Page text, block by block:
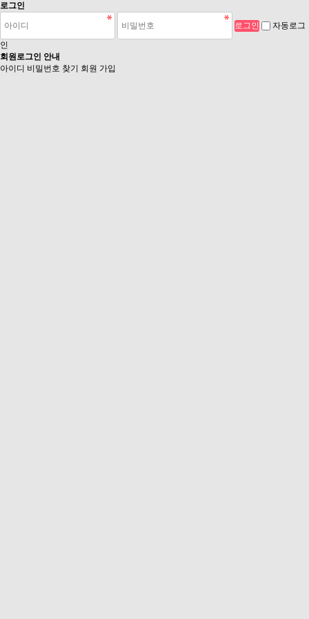
로그인
자동로그
인
회원로그인 안내
아이디 비밀번호 찾기
회원 가입